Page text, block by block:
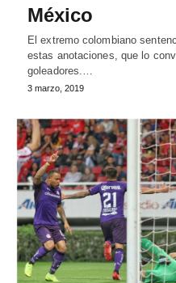
México
El extremo colombiano
estas anotaciones, que lo
goleadores.…
3 marzo, 2019